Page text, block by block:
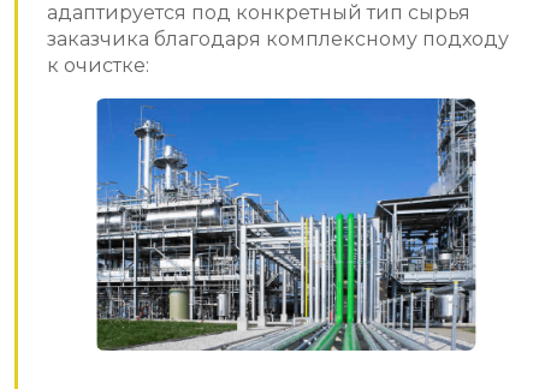
адаптируется под конкретный тип сырья
заказчика благодаря комплексному подходу
к очистке: